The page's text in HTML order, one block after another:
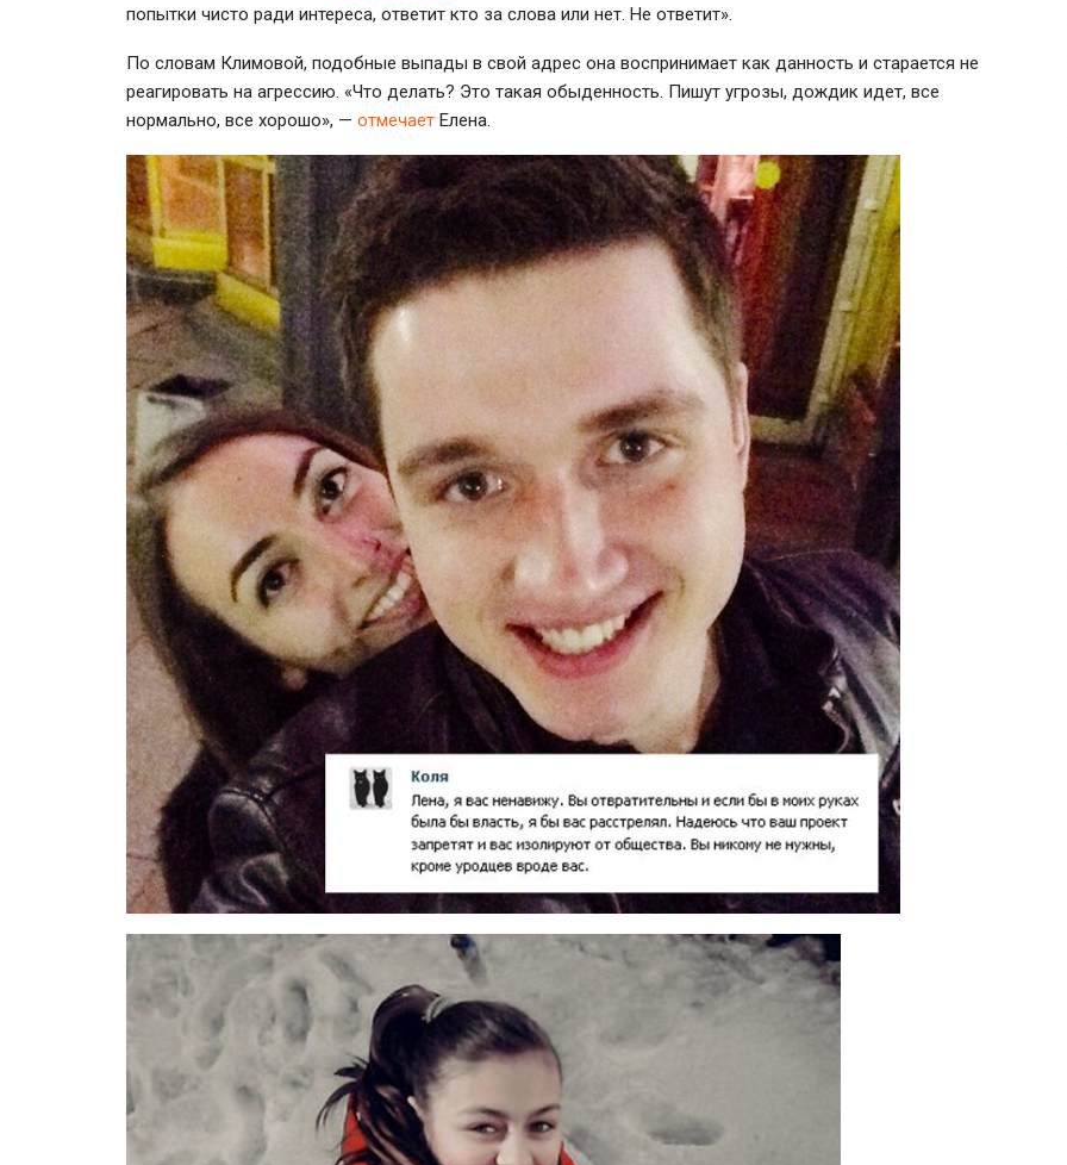
попытки чисто ради интереса, ответит кто за слова или нет. Не ответит».
По словам Климовой, подобные выпады в свой адрес она воспринимает как данность и старается не
реагировать на агрессию. «Что делать? Это такая обыденность. Пишут угрозы, дождик идет, все
нормально, все хорошо», — отмечает Елена.